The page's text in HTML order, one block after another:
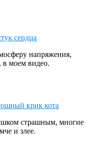
сердца
напряжения,
в моем видео.
крик кота
страшным, многие
и злее.